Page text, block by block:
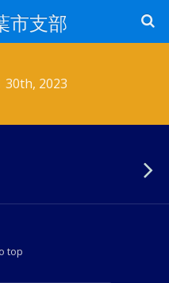
市支部
30th, 2023
top